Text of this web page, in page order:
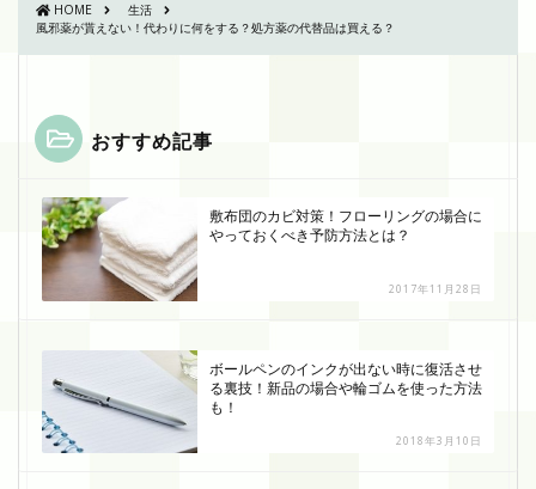
HOME
生活
風邪薬が貰えない！代わりに何をする？処方薬の代替品は買える？
おすすめ記事
敷布団のカビ対策！フローリングの場合に
やっておくべき予防方法とは？
2017年11月28日
ボールペンのインクが出ない時に復活させ
る裏技！新品の場合や輪ゴムを使った方法
も！
2018年3月10日